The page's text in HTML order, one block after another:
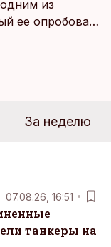
из
ее опробовал,
За неделю
07.08.26, 16:51
танкеры на